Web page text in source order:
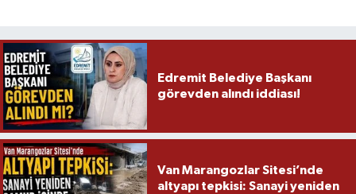
Edremit Belediye Başkanı
görevden alındı iddiası!
Van Marangozlar Sitesi’nde
altyapı tepkisi: Sanayi yeniden